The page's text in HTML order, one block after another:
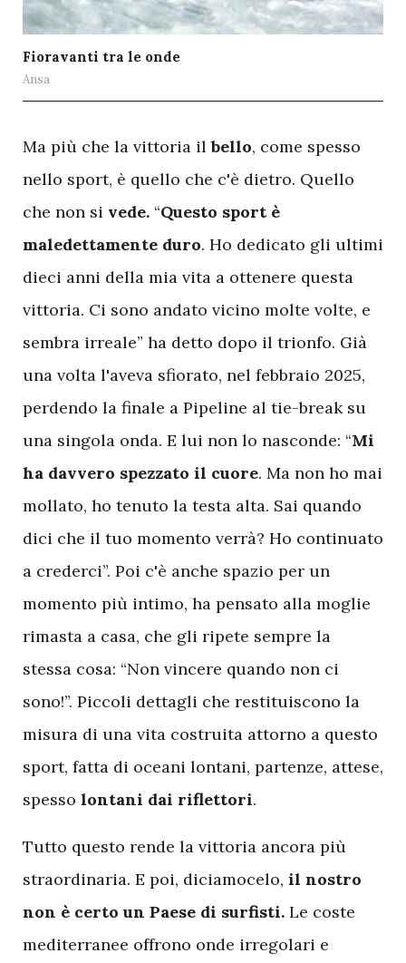
Fioravanti tra le onde
Ansa
Ma più che la vittoria ilbello, come spesso
nello sport, è quello che c'è dietro. Quello
che non si vede. “Questo sport è
maledettamente duro. Ho dedicato gli ultimi
dieci anni della mia vita a ottenere questa
vittoria. Ci sono andato vicino molte volte, e
sembra irreale” ha detto dopo il trionfo. Già
una volta l'aveva sfiorato, nel febbraio 2025,
perdendo la finale a Pipeline al tie-break su
una singola onda. E lui non lo nasconde: “Mi
ha davvero spezzato il cuore. Ma non ho mai
mollato, ho tenuto la testa alta. Sai quando
dici che il tuo momento verrà? Ho continuato
a crederci”. Poi c'è anche spazio per un
momento più intimo, ha pensato alla moglie
rimasta a casa, che gli ripete sempre la
stessa cosa: “Non vincere quando non ci
sono!”. Piccoli dettagli che restituiscono la
misura di una vita costruita attorno a questo
sport, fatta di oceani lontani, partenze, attese,
spesso lontani dai riflettori.
Tutto questo rende la vittoria ancora più
straordinaria. E poi, diciamocelo, il nostro
non è certo un Paese di surfisti. Le coste
mediterranee offrono onde irregolari e